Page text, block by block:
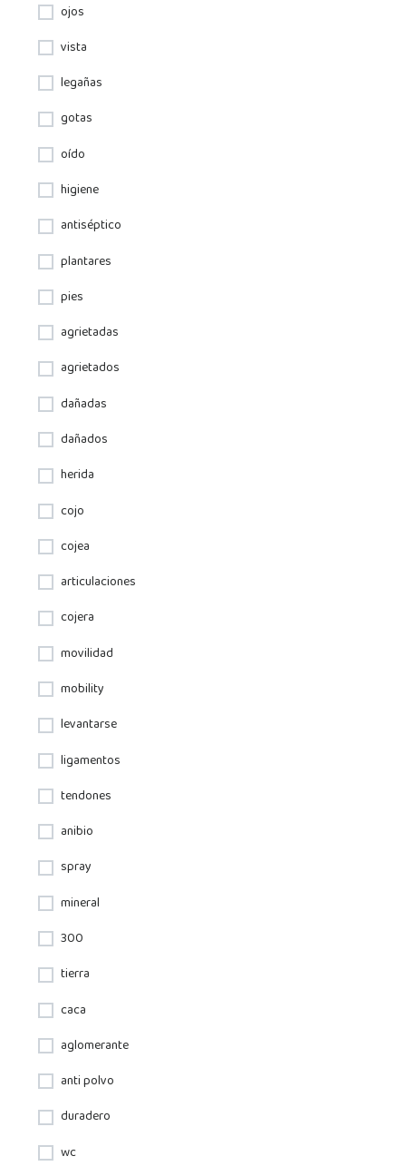
ojos
vista
legañas
gotas
oído
higiene
antiséptico
plantares
pies
agrietadas
agrietados
dañadas
dañados
herida
cojo
cojea
articulaciones
cojera
movilidad
mobility
levantarse
ligamentos
tendones
anibio
spray
mineral
300
tierra
caca
aglomerante
anti polvo
duradero
wc